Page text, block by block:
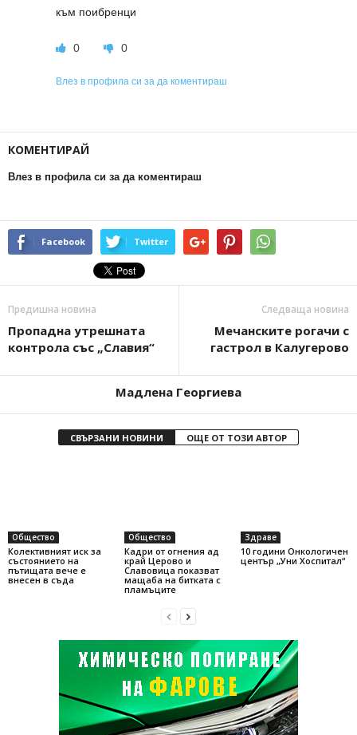
към поибренци
0 0
Влез в профила си за да коментираш
КОМЕНТИРАЙ
Влез в профила си за да коментираш
Facebook Twitter
Предишна новина
Пропадна утрешната
контрола със „Славия“
Следваща новина
Мечанските рогачи с
гастрол в Калугерово
Мадлена Георгиева
СВЪРЗАНИ НОВИНИ ОЩЕ ОТ ТОЗИ АВТОР
Общество
Колективният иск за
състоянието на
пътищата вече е
внесен в съда
Общество
Кадри от огнения ад
край Церово и
Славовица показват
мащаба на битката с
пламъците
Здраве
10 години Онкологичен
център „Уни Хоспитал“